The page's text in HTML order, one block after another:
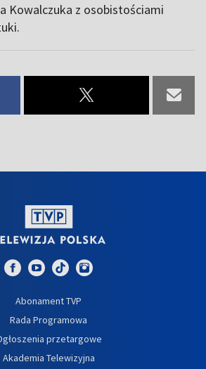
Kowalczuka z osobistościami
Abonament TVP
Rada Programowa
przetargowe
Akademia Telewizyjna